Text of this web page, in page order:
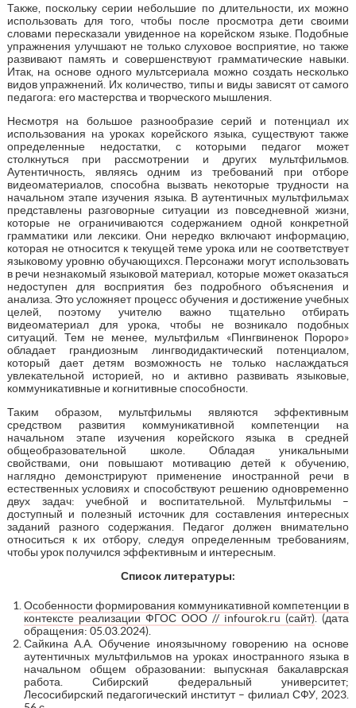
Также, поскольку серии небольшие по длительности, их можно
использовать для того, чтобы после просмотра дети своими
словами пересказали увиденное на корейском языке. Подобные
упражнения улучшают не только слуховое восприятие, но также
развивают память и совершенствуют грамматические навыки.
Итак, на основе одного мультсериала можно создать несколько
видов упражнений. Их количество, типы и виды зависят от самого
педагога: его мастерства и творческого мышления.
Несмотря на большое разнообразие серий и потенциал их
использования на уроках корейского языка, существуют также
определенные недостатки, с которыми педагог может
столкнуться при рассмотрении и других мультфильмов.
Аутентичность, являясь одним из требований при отборе
видеоматериалов, способна вызвать некоторые трудности на
начальном этапе изучения языка. В аутентичных мультфильмах
представлены разговорные ситуации из повседневной жизни,
которые не ограничиваются содержанием одной конкретной
грамматики или лексики. Они нередко включают информацию,
которая не относится к текущей теме урока или не соответствует
языковому уровню обучающихся. Персонажи могут использовать
в речи незнакомый языковой материал, которые может оказаться
недоступен для восприятия без подробного объяснения и
анализа. Это усложняет процесс обучения и достижение учебных
целей, поэтому учителю важно тщательно отбирать
видеоматериал для урока, чтобы не возникало подобных
ситуаций. Тем не менее, мультфильм «Пингвиненок Пороро»
обладает грандиозным лингводидактический потенциалом,
который дает детям возможность не только наслаждаться
увлекательной историей, но и активно развивать языковые,
коммуникативные и когнитивные способности.
Таким образом, мультфильмы являются эффективным
средством развития коммуникативной компетенции на
начальном этапе изучения корейского языка в средней
общеобразовательной школе. Обладая уникальными
свойствами, они повышают мотивацию детей к обучению,
наглядно демонстрируют применение иностранной речи в
естественных условиях и способствуют решению одновременно
двух задач: учебной и воспитательной. Мультфильмы –
доступный и полезный источник для составления интересных
заданий разного содержания. Педагог должен внимательно
относиться к их отбору, следуя определенным требованиям,
чтобы урок получился эффективным и интересным.
Список литературы:
Особенности формирования коммуникативной компетенции в
контексте реализации ФГОС ООО // infourok.ru (сайт) . (дата
обращения: 05.03.2024).
Сайкина А.А. Обучение иноязычному говорению на основе
аутентичных мультфильмов на уроках иностранного языка в
начальном общем образовании: выпускная бакалаврская
работа. Сибирский федеральный университет;
Лесосибирский педагогический институт – филиал СФУ, 2023.